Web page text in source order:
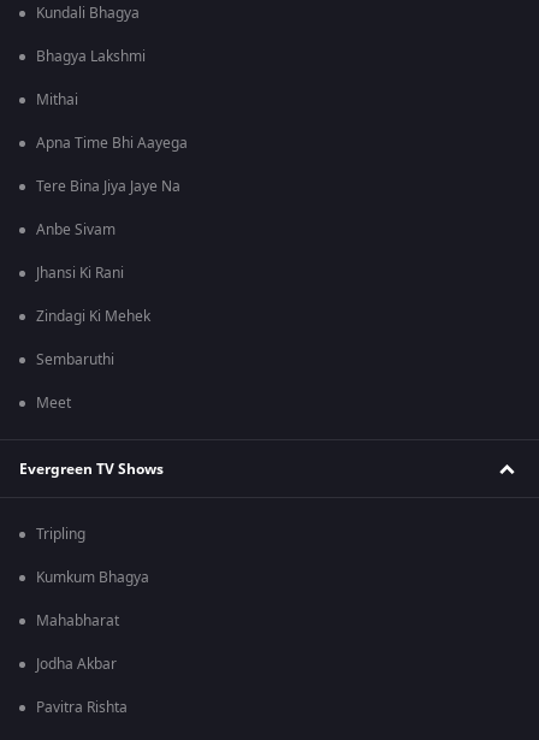
Kundali Bhagya
Bhagya Lakshmi
Mithai
Apna Time Bhi Aayega
Tere Bina Jiya Jaye Na
Anbe Sivam
Jhansi Ki Rani
Zindagi Ki Mehek
Sembaruthi
Meet
Evergreen TV Shows
Tripling
Kumkum Bhagya
Mahabharat
Jodha Akbar
Pavitra Rishta